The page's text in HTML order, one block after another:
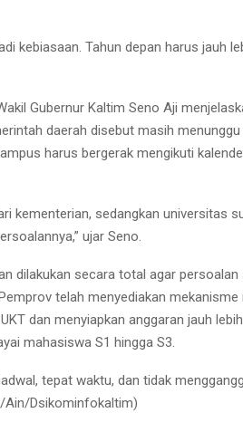
kebiasaan. Tahun depan harus jauh
Gubernur Kaltim Seno Aji
daerah disebut masih
harus bergerak mengikuti
kementerian, sedangkan universitas
ujar Seno.
dilakukan secara total agar persoalan
telah menyediakan mekanisme
dan menyiapkan anggaran jauh
mahasiswa S1 hingga S3.
tepat waktu, dan tidak
Ain/Dsikominfokaltim)